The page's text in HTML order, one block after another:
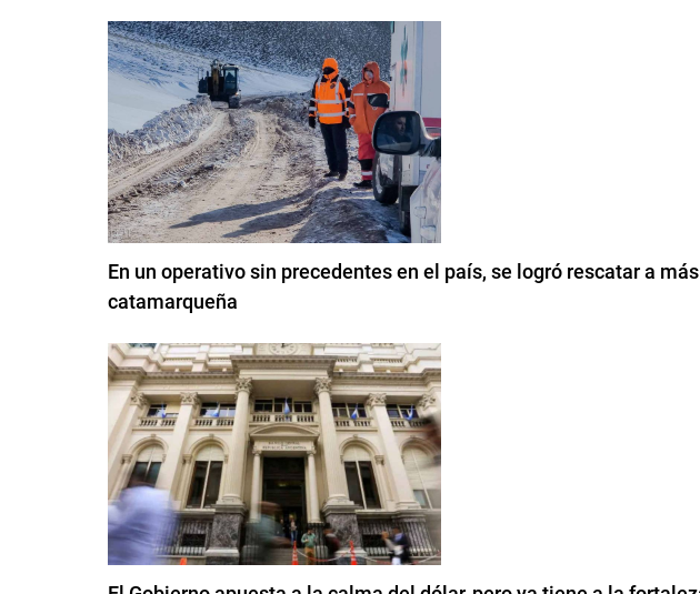
En un operativo sin precedentes en el país, se logró rescatar a
catamarqueña